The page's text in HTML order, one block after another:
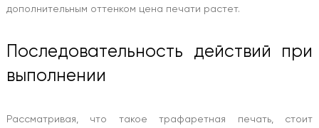
дополнительным оттенком цена печати растет.
Последовательность действий при
выполнении
Рассматривая, что такое трафаретная печать, стоит